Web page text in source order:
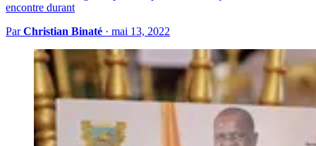
encontre durant
ParChristian Binaté · mai 13, 2022